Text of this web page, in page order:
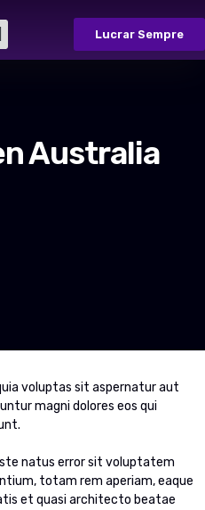
Lucrar Sempre
Australia
voluptas sit aspernatur aut
magni dolores eos qui
natus error sit voluptatem
totam rem aperiam, eaque
et quasi architecto beatae